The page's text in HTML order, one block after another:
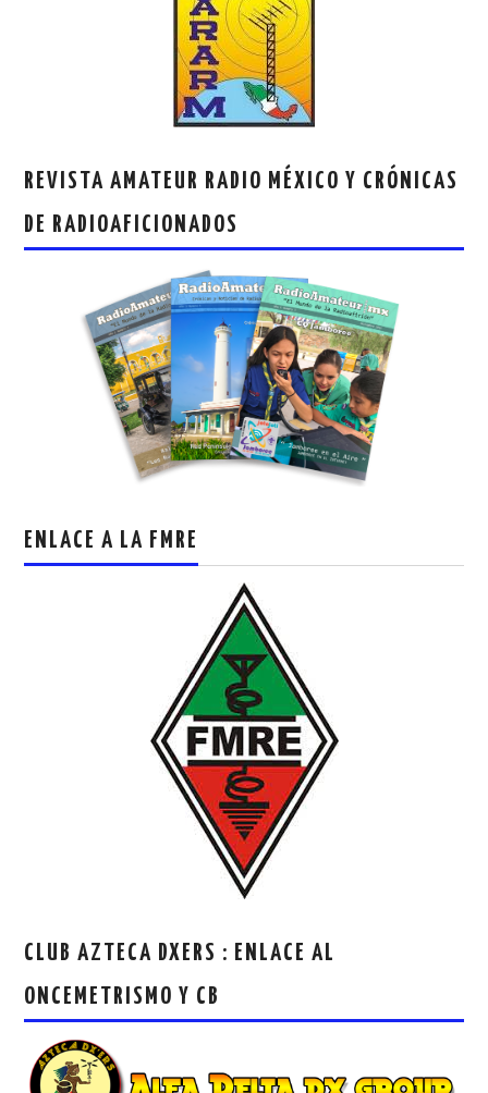
REVISTA AMATEUR RADIO MÉXICO Y CRÓNICAS
DE RADIOAFICIONADOS
ENLACE A LA FMRE
CLUB AZTECA DXERS : ENLACE AL
ONCEMETRISMO Y CB